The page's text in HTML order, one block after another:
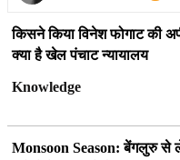
किसने किया विनेश फोगाट की
क्या है खेल पंचाट न्यायालय
Knowledge
Monsoon Season: बेंगलुरु से